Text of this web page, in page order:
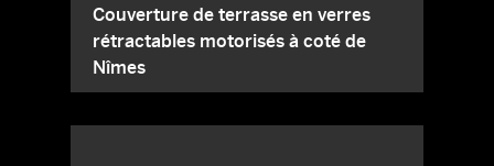
Couverture de terrasse en verres
rétractables motorisés à coté de
Nîmes